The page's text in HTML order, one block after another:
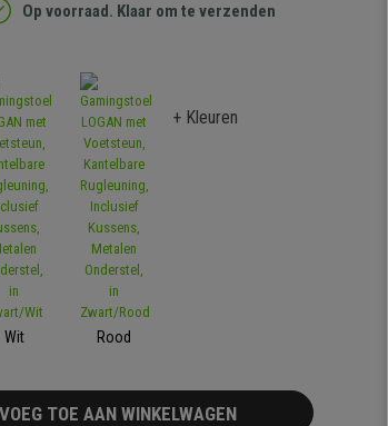
Op voorraad. Klaar om te verzenden
Wit Rood
+ Kleuren
VOEG TOE AAN WINKELWAGEN